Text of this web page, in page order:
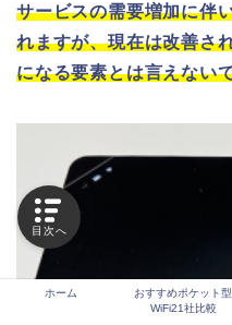
サービスの需要増加に伴
れますが、現在は改善さ
になる要素とは言えない
ホーム
おすすめポケット型
WiFi21社比較
目次へ